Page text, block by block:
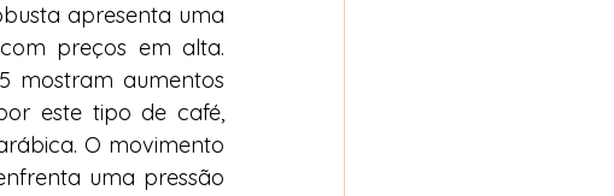
apresenta uma
preços em alta.
mostram aumentos
este tipo de café,
O movimento
uma pressão